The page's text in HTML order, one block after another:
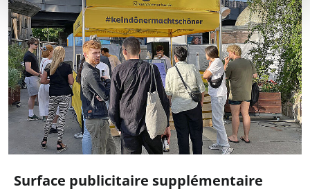
Surface publicitaire supplémentaire